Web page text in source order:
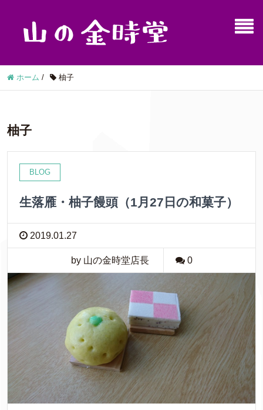
ホーム / 柚子
柚子
BLOG
生落雁・柚子饅頭（1月27日の和菓子）
2019.01.27
by 山の金時堂店長 0